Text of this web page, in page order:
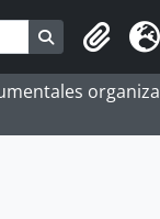
Search in